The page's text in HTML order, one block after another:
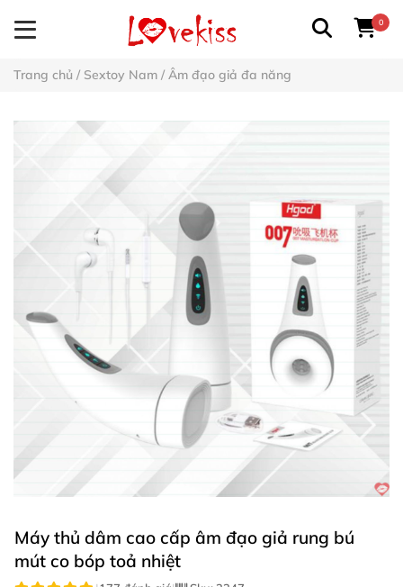
0
Trang chủ / Sextoy Nam / Âm đạo giả đa năng
Máy thủ dâm cao cấp âm đạo giả rung bú
mút co bóp toả nhiệt